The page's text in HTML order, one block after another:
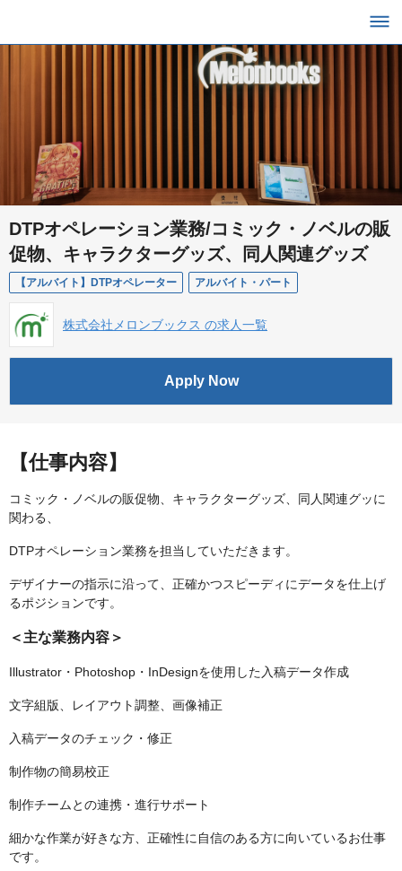
DTPオペレーション業務/コミック・ノベルの販
促物、キャラクターグッズ、同人関連グッズ
【アルバイト】DTPオペレーター アルバイト・パート
株式会社メロンブックス の求人一覧
Apply Now
【仕事内容】
コミック・ノベルの販促物、キャラクターグッズ、同人関連グッに
関わる、
DTPオペレーション業務を担当していただきます。
デザイナーの指示に沿って、正確かつスピーディにデータを仕上げ
るポジションです。
＜主な業務内容＞
Illustrator・Photoshop・InDesignを使用した入稿データ作成
文字組版、レイアウト調整、画像補正
入稿データのチェック・修正
制作物の簡易校正
制作チームとの連携・進行サポート
細かな作業が好きな方、正確性に自信のある方に向いているお仕事
です。